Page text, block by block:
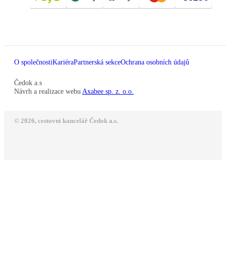
O společnostiKariéraPartnerská sekceOchrana osobních údajů
Čedok a.s
Návrh a realizace webu Axabee sp. z. o.o.
© 2026, cestovní kancelář Čedok a.s.